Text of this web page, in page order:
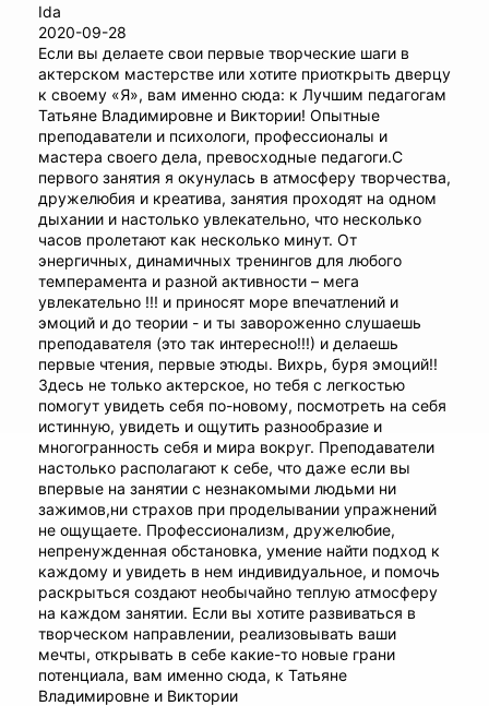
Ida
2020-09-28
Если вы делаете свои первые творческие шаги в
актерском мастерстве или хотите приоткрыть дверцу
к своему «Я», вам именно сюда: к Лучшим педагогам
Татьяне Владимировне и Виктории! Опытные
преподаватели и психологи, профессионалы и
мастера своего дела, превосходные педагоги.С
первого занятия я окунулась в атмосферу творчества,
дружелюбия и креатива, занятия проходят на одном
дыхании и настолько увлекательно, что несколько
часов пролетают как несколько минут. От
энергичных, динамичных тренингов для любого
темперамента и разной активности – мега
увлекательно !!! и приносят море впечатлений и
эмоций и до теории - и ты завороженно слушаешь
преподавателя (это так интересно!!!) и делаешь
первые чтения, первые этюды. Вихрь, буря эмоций!!
Здесь не только актерское, но тебя с легкостью
помогут увидеть себя по-новому, посмотреть на себя
истинную, увидеть и ощутить разнообразие и
многогранность себя и мира вокруг. Преподаватели
настолько располагают к себе, что даже если вы
впервые на занятии с незнакомыми людьми ни
зажимов,ни страхов при проделывании упражнений
не ощущаете. Профессионализм, дружелюбие,
непренужденная обстановка, умение найти подход к
каждому и увидеть в нем индивидуальное, и помочь
раскрыться создают необычайно теплую атмосферу
на каждом занятии. Если вы хотите развиваться в
творческом направлении, реализовывать ваши
мечты, открывать в себе какие-то новые грани
потенциала, вам именно сюда, к Татьяне
Владимировне и Виктории